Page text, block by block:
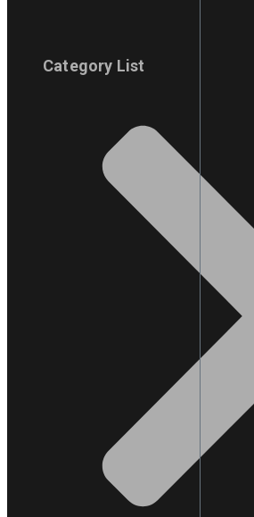
Category List